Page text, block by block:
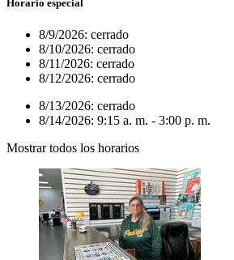
Horario especial
8/9/2026: cerrado
8/10/2026: cerrado
8/11/2026: cerrado
8/12/2026: cerrado
8/13/2026: cerrado
8/14/2026: 9:15 a. m. - 3:00 p. m.
Mostrar todos los horarios